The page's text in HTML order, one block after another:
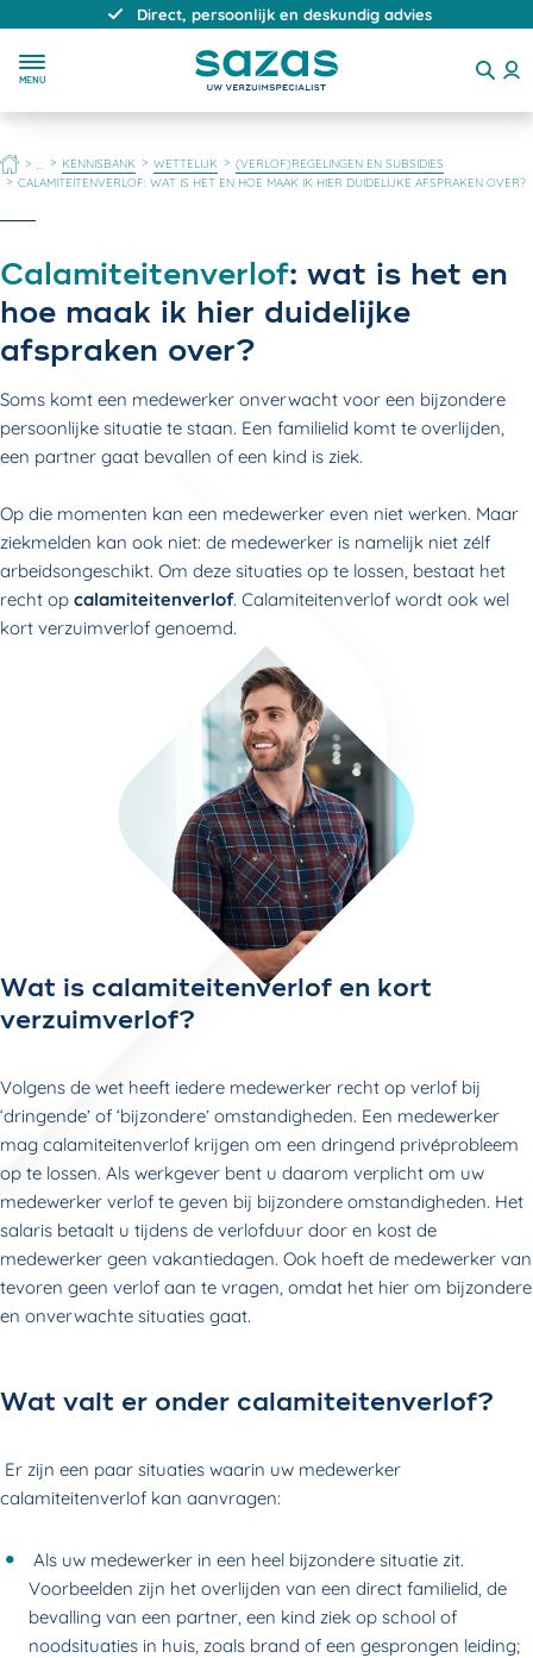
Direct, persoonlijk en deskundig advies
MENU
HOME KENNISBANK WETTELIJK
(VERLOF)REGELINGEN EN SUBSIDIES
CALAMITEITENVERLOF: WAT IS HET EN HOE MAAK IK HIER DUIDELIJKE AFSPRAKEN OVER?
Calamiteitenverlof: wat is het en
hoe maak ik hier duidelijke
afspraken over?
Soms komt een medewerker onverwacht voor een bijzondere
persoonlijke situatie te staan. Een familielid komt te overlijden,
een partner gaat bevallen of een kind is ziek.
Op die momenten kan een medewerker even niet werken. Maar
ziekmelden kan ook niet: de medewerker is namelijk niet zélf
arbeidsongeschikt. Om deze situaties op te lossen, bestaat het
recht op calamiteitenverlof. Calamiteitenverlof wordt ook wel
kort verzuimverlof genoemd.
Wat is calamiteitenverlof en kort
verzuimverlof?
Volgens de wet heeft iedere medewerker recht op verlof bij
‘dringende’ of ‘bijzondere’ omstandigheden. Een medewerker
mag calamiteitenverlof krijgen om een dringend privéprobleem
op te lossen. Als werkgever bent u daarom verplicht om uw
medewerker verlof te geven bij bijzondere omstandigheden. Het
salaris betaalt u tijdens de verlofduur door en kost de
medewerker geen vakantiedagen. Ook hoeft de medewerker van
tevoren geen verlof aan te vragen, omdat het hier om bijzondere
en onverwachte situaties gaat.
Wat valt er onder calamiteitenverlof?
Er zijn een paar situaties waarin uw medewerker
calamiteitenverlof kan aanvragen:
Als uw medewerker in een heel bijzondere situatie zit.
Voorbeelden zijn het overlijden van een direct familielid, de
bevalling van een partner, een kind ziek op school of
noodsituaties in huis, zoals brand of een gesprongen leiding;